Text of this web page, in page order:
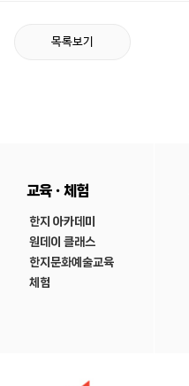
목록보기
교육ㆍ체험
한지 아카데미
원데이 클래스
한지문화예술교육
체험